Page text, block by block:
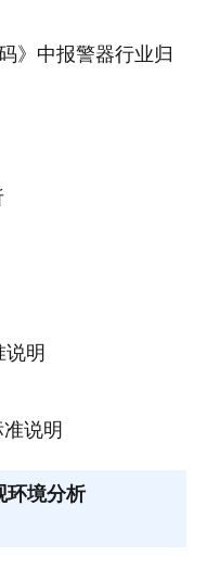
》中报警器行业归
说明
说明
环境分析